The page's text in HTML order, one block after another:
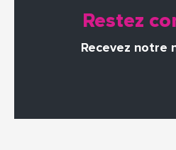
Restez
Recevez notre